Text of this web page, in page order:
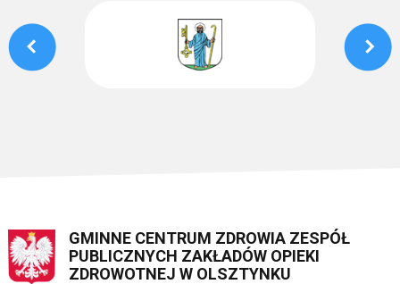
GMINNE CENTRUM ZDROWIA ZESPÓŁ
PUBLICZNYCH ZAKŁADÓW OPIEKI
ZDROWOTNEJ W OLSZTYNKU